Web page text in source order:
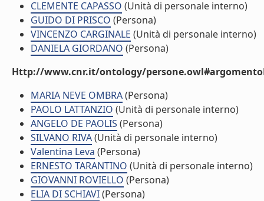
CLEMENTE CAPASSO (Unità di personale interno)
GUIDO DI PRISCO (Persona)
VINCENZO CARGINALE (Unità di personale interno)
DANIELA GIORDANO (Persona)
Http://www.cnr.it/ontology/
MARIA NEVE OMBRA(Persona)
PAOLO LATTANZIO (Unità di personale interno)
ANGELO DE PAOLIS (Persona)
SILVANO RIVA(Unità di personale interno)
Valentina Leva (Persona)
ERNESTO TARANTINO (Unità di personale interno)
GIOVANNI ROVIELLO (Persona)
ELIA DI SCHIAVI(Persona)